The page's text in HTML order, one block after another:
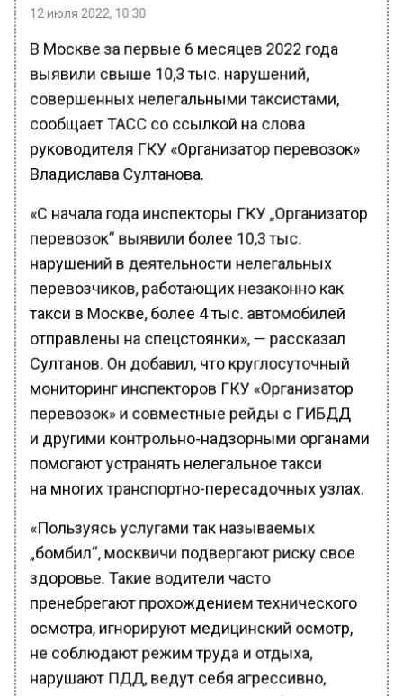
12 июля 2022, 10:30
В Москве за первые 6 месяцев 2022 года
выявили свыше 10,3 тыс. нарушений,
совершенных нелегальными таксистами,
сообщает ТАСС со ссылкой на слова
руководителя ГКУ «Организатор перевозок»
Владислава Султанова.
«С начала года инспекторы ГКУ „Организатор
перевозок“ выявили более 10,3 тыс.
нарушений в деятельности нелегальных
перевозчиков, работающих незаконно как
такси в Москве, более 4 тыс. автомобилей
отправлены на спецстоянки», — рассказал
Султанов. Он добавил, что круглосуточный
мониторинг инспекторов ГКУ «Организатор
перевозок» и совместные рейды с ГИБДД
и другими контрольно-надзорными органами
помогают устранять нелегальное такси
на многих транспортно-пересадочных узлах.
«Пользуясь услугами так называемых
„бомбил“, москвичи подвергают риску свое
здоровье. Такие водители часто
пренебрегают прохождением технического
осмотра, игнорируют медицинский осмотр,
не соблюдают режим труда и отдыха,
нарушают ПДД, ведут себя агрессивно,